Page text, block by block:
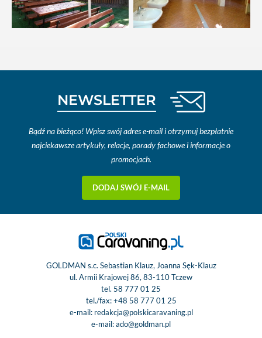
NEWSLETTER
Bądź na bieżąco! Wpisz swój adres e-mail i otrzymuj bezpłatnie
najciekawsze artykuły, relacje, porady fachowe i informacje o
promocjach.
DODAJ SWÓJ E-MAIL
GOLDMAN s.c. Sebastian Klauz, Joanna Sęk-Klauz
ul. Armii Krajowej 86, 83-110 Tczew
tel. 58 777 01 25
tel./fax:+48 58 777 01 25
e-mail: redakcja@polskicaravaning.pl
e-mail:ado@goldman.pl